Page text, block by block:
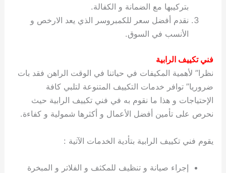
بتركيبها مع الضمانة و الكفالة.
نقدم أفضل سعر للكمبروسر الذي يعد الارخص و
الأنسب في السوق.
فني تكييف الرابية
نظرا” لأهمية المكيفات في حياتنا في الوقت الراهن فقد بات
ضروريا” توافر خدمات التكييف المتنوعة لتلبي كافة
الإحتياجات و هذا ما نقوم به في فني تكييف الرابية حيث
نحرص على تأمين أفضل الأعمال و أكثرها شمولية و كفاءة.
يقوم فني تكييف الرابية بتأدية الخدمات الآتية :
إجراء صيانة و تنظيف للمكثف و الفلاتر و المبخرة